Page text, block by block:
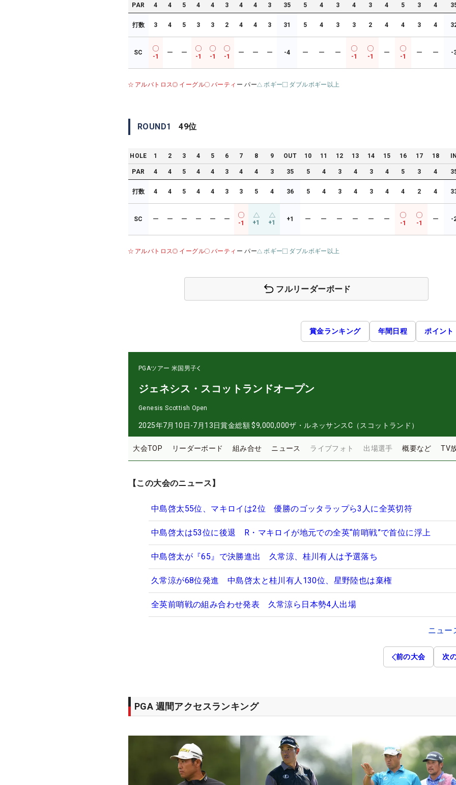
PAR 4 4 5 4 4 3 4 4 3 35 5 4 3 4 3 4 5 3 4
打数 3 4 5 3 3 2 4 4 3 31 5 4 3 3 2 4 4 3 4
SC
-1
ー ー
-1 -1 -1
ー ー ー -4 ー ー ー
-1 -1
ー
-1
ー ー -
アルバトロス イーグル バーティ ー パー ボギー ダブルボギー以上
ROUND1 49位
HOLE 1 2 3 4 5 6 7 8 9 OUT 10 11 12 13 14 15 16 17 18
PAR 4 4 5 4 4 3 4 4 3 35 5 4 3 4 3 4 5 3 4
打数 4 4 5 4 4 3 3 5 4 36 5 4 3 4 3 4 4 2 4
SC ー ー ー ー ー ー
-1 +1 +1 +1 ー ー ー ー ー ー
-1 -1
ー -
アルバトロス イーグル バーティ ー パー ボギー ダブルボギー以上
フルリーダーボード
賞金ランキング 年間日程 ポイント
PGAツアー 米国男子
ジェネシス・スコットランドオープン
Genesis Scottish Open
2025年7月10日-7月13日賞金総額 $9,000,000ザ・ルネッサンスC（スコットランド）
大会TOP リーダーボード 組み合せ ニュース ライブフォト 出場選手 概要など TV
【この大会のニュース】
中島啓太55位、マキロイは2位 優勝のゴッタラップら3人に全英切符
中島啓太は53位に後退 R・マキロイが地元での全英“前哨戦”で首位に浮上
中島啓太が『65』で決勝進出 久常涼、桂川有人は予選落ち
久常涼が68位発進 中島啓太と桂川有人130位、星野陸也は棄権
全英前哨戦の組み合わせ発表 久常涼ら日本勢4人出場
ニュー
前の大会 次
PGA 週間アクセスランキング